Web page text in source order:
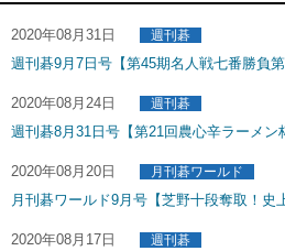
2020年08月31日 週刊碁
週刊碁9月7日号【第45期名人戦七番勝負
2020年08月24日 週刊碁
週刊碁8月31日号【第21回農心辛ラーメン
2020年08月20日 月刊碁ワールド
月刊碁ワールド9月号【芝野十段奪取！史
2020年08月17日 週刊碁